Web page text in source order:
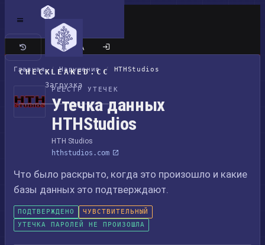
CHECKLEAKED.CC
Загрузка
Классический сайт
Главная / Нарушения / HTHStudios
РЕЕСТР УТЕЧЕК
Утечка данных
HTHStudios
HTH Studios
hthstudios.com
Что было раскрыто, когда это произошло и какие
базы данных это подтверждают.
ПОДТВЕРЖДЕНО
ЧУВСТВИТЕЛЬНЫЙ
УТЕЧКА ПАРОЛЕЙ НЕ ПРОИЗОШЛА